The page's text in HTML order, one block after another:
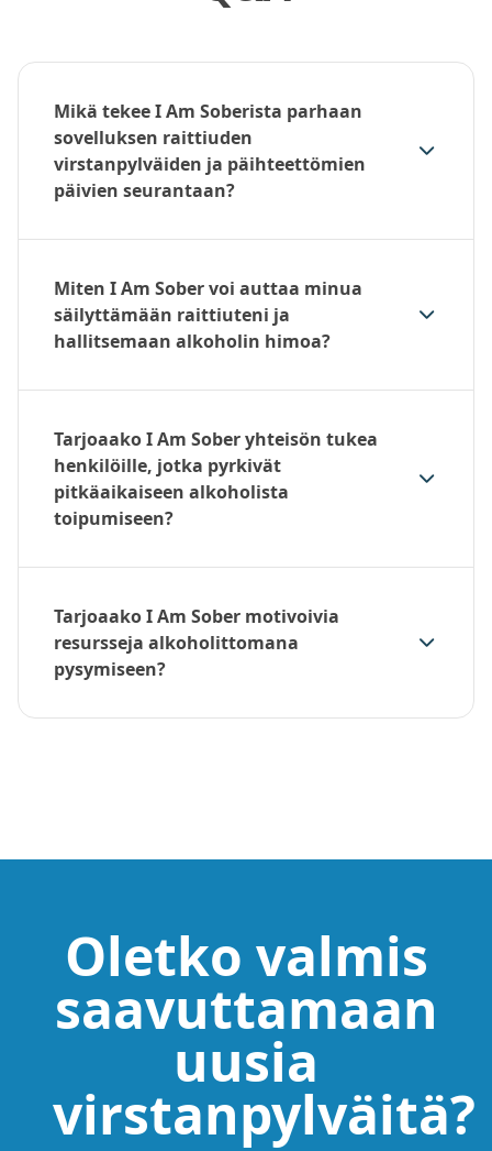
Mikä tekee I Am Soberista parhaan
sovelluksen raittiuden
virstanpylväiden ja päihteettömien
päivien seurantaan?
Miten I Am Sober voi auttaa minua
säilyttämään raittiuteni ja
hallitsemaan alkoholin himoa?
Tarjoaako I Am Sober yhteisön tukea
henkilöille, jotka pyrkivät
pitkäaikaiseen alkoholista
toipumiseen?
Tarjoaako I Am Sober motivoivia
resursseja alkoholittomana
pysymiseen?
Oletko valmis
saavuttamaan
uusia
virstanpylväitä?